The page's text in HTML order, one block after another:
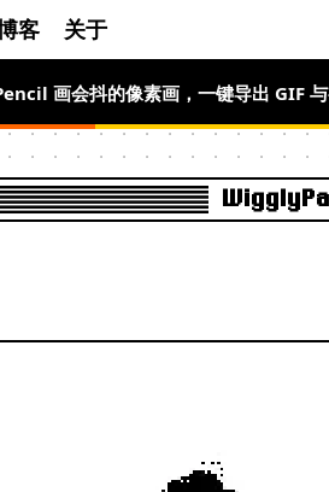
客 关于
画会抖的像素画，一键导出 GIF